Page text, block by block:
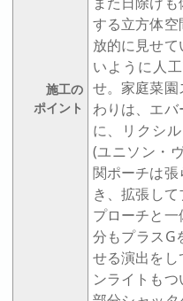
施工の
ポイント
する立方体
放的に見せ
いように人
せ。家庭菜
わりは、エ
に、リクシ
(ユニソン・
関ポーチは
き、拡張し
プローチと
分もプラスG
せる演出を
ンライトも